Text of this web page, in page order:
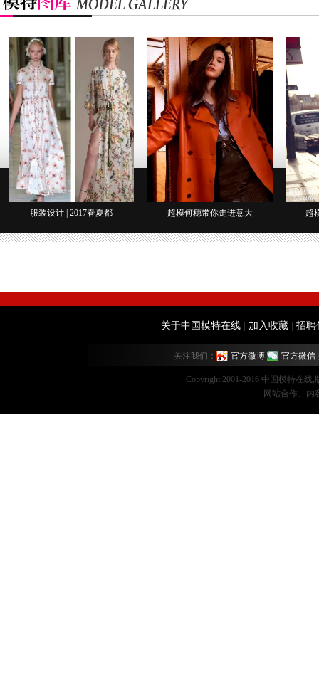
服装设计 | 2017春夏都 超模何穗带你走进意大 超
关于中国模特在线 加入收藏 招聘
关注我们： 官方微博 官方微信
Copyright 2001-2016 中国模特在线
网站合作、内